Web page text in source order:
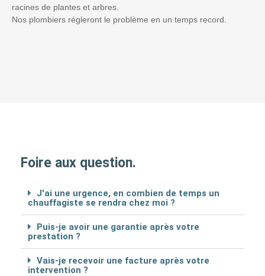
racines de plantes et arbres.
Nos plombiers régleront le problème en un temps record.
Foire aux question.
J'ai une urgence, en combien de temps un
chauffagiste se rendra chez moi ?
Puis-je avoir une garantie après votre
prestation ?
Vais-je recevoir une facture après votre
intervention ?